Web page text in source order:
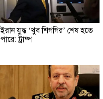
ইরান যুদ্ধ ‘খুব শিগগির’ শেষ হতে
পারে: ট্রাম্প